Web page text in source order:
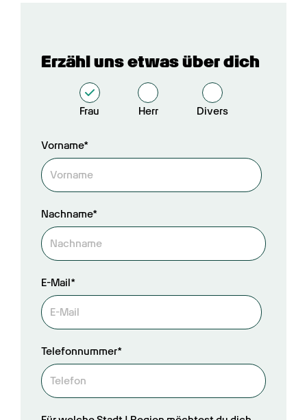
Erzähl uns etwas über dich
Frau Herr Divers
Vorname*
Nachname*
E-Mail*
Telefonnummer*